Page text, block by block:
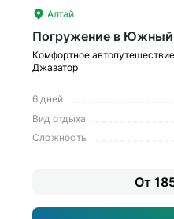
Алтай
Погружение в Южный
Комфортное
Джазатор
6 дней
Вид отдыха
Сложность
От